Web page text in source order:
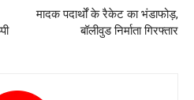
मादक पदार्थों के रैकेट का भंडाफोड़,
बॉलीवुड निर्माता गिरफ्तार